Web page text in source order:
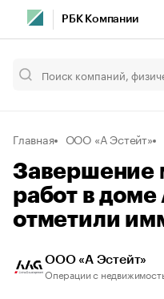
РБК Компании
Главная ООО «А Эстейт»
Завершение
работ в доме
отметили
ООО «А Эстейт»
Операции с